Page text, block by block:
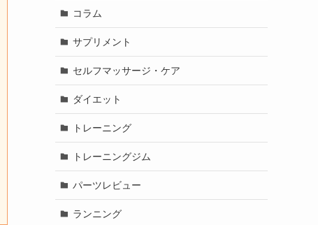
コラム
サプリメント
セルフマッサージ・ケア
ダイエット
トレーニング
トレーニングジム
パーツレビュー
ランニング